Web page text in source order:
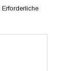
Erforderliche